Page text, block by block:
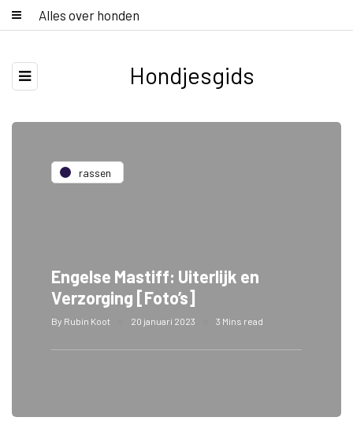
Alles over honden
Hondjesgids
rassen
Engelse Mastiff: Uiterlijk en
Verzorging [Foto’s]
By Rubin Koot 20 januari 2023 3 Mins read